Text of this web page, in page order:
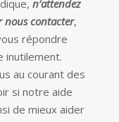
n’attendez
nous contacter,
répondre
inutilement.
au courant des
si notre aide
de mieux aider